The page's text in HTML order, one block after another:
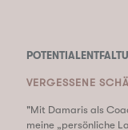
VERGESSENE
"Mit Damaris als
meine „persönliche